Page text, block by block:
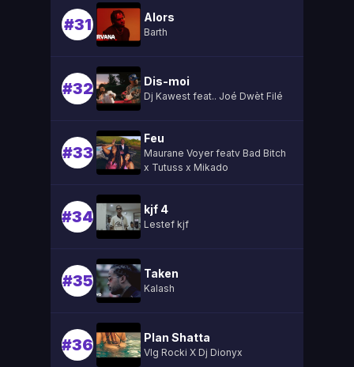
#31 Alors
Barth
#32 Dis-moi
Dj Kawest feat.. Joé Dwèt Filé
#33
Feu
Maurane Voyer featv Bad Bitch
x Tutuss x Mikado
#34 kjf 4
Lestef kjf
#35 Taken
Kalash
#36 Plan Shatta
Vlg Rocki X Dj Dionyx